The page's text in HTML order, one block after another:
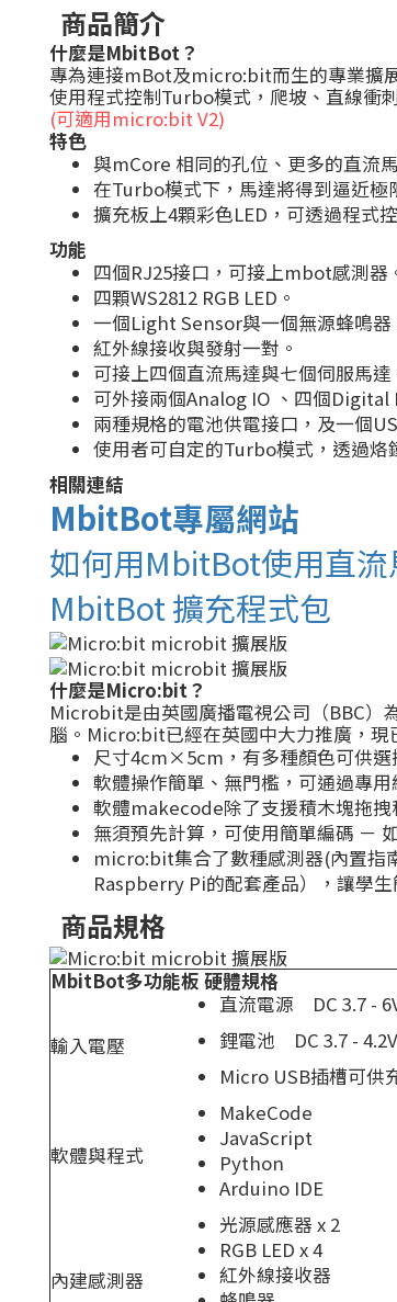
商品簡介
什麼是MbitBot？
專為連接mBot及micro:bit而生的專業擴
使用程式控制Turbo模式，爬坡、直線衝
(可適用micro:bit V2)
特色
與mCore 相同的孔位、更多的直流
在Turbo模式下，馬達將得到逼近極
擴充板上4顆彩色LED，可透過程式
功能
四個RJ25接口，可接上mbot感測器
四顆WS2812 RGB LED。
一個Light Sensor與一個無源蜂鳴器
紅外線接收與發射一對。
可接上四個直流馬達與七個伺服馬達
可外接兩個Analog IO 、四個Digital
兩種規格的電池供電接口，及一個
使用者可自定的Turbo模式，透過烙
相關連結
MbitBot專屬網站
如何用MbitBot使用直
MbitBot 擴充程式包
什麼是Micro:bit？
Microbit是由英國廣播電視公司（BBC）
腦。Micro:bit已經在英國中大力推廣，
尺寸4cm×5cm，有多種顏色可供選
軟體操作簡單、無門檻，可通過專
軟體makecode除了支援積木塊拖
無須預先計算，可使用簡單編碼 －
micro:bit集合了數種感測器(內置指
Raspberry Pi的配套產品），讓學
商品規格
MbitBot多功能板 硬體規格
輸入電壓
直流電源 DC 3.7 -
鋰電池 DC 3.7 - 4.2V
Micro USB插槽可供
軟體與程式
MakeCode
JavaScript
Python
Arduino IDE
內建感測器
光源感應器 x 2
RGB LED x 4
紅外線接收器